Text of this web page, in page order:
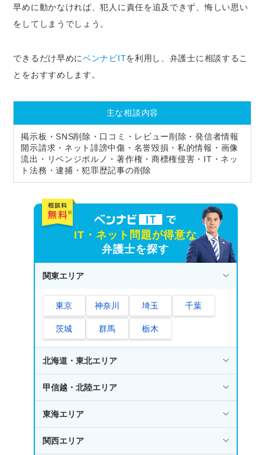
早めに動かなければ、犯人に責任を追及できず、悔しい思い
をしてしまうでしょう。
できるだけ早めにベンナビITを利用し、弁護士に相談するこ
とをおすすめします。
主な相談内容
掲示板・SNS削除・口コミ・レビュー削除・発信者情報
開示請求・ネット誹謗中傷・名誉毀損・私的情報・画像
流出・リベンジポルノ・著作権・商標権侵害・IT・ネッ
ト法務・逮捕・犯罪歴記事の削除
IT・ネット問題が得意な
弁護士を探す
関東エリア
東京 神奈川 埼玉 千葉
茨城 群馬 栃木
北海道・東北エリア
甲信越・北陸エリア
東海エリア
関西エリア